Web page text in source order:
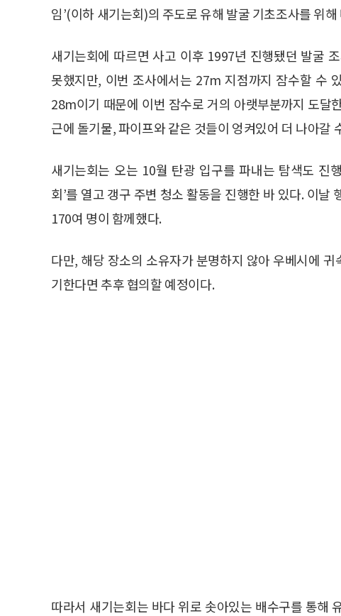
임’(이하 새기는회)의 주도로 유해 발굴 기초조사를 위
새기는회에 따르면 사고 이후 1997년 진행됐던 발굴
못했지만, 이번 조사에서는 27m 지점까지 잠수할 수
28m이기 때문에 이번 잠수로 거의 아랫부분까지 도달
근에 돌기물, 파이프와 같은 것들이 엉켜있어 더 나아갈
새기는회는 오는 10월 탄광 입구를 파내는 탐색도 진
회’를 열고 갱구 주변 청소 활동을 진행한 바 있다. 이
170여 명이 함께했다.
다만, 해당 장소의 소유자가 분명하지 않아 우베시에
기한다면 추후 협의할 예정이다.
따라서 새기는회는 바다 위로 솟아있는 배수구를 통해